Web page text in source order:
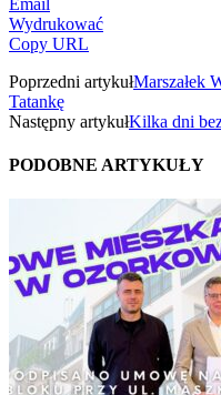
Wydrukować
Copy URL
Poprzedni artykułMarszałek
Tatankę
Następny artykułKilka dni
PODOBNE ARTYKUŁY